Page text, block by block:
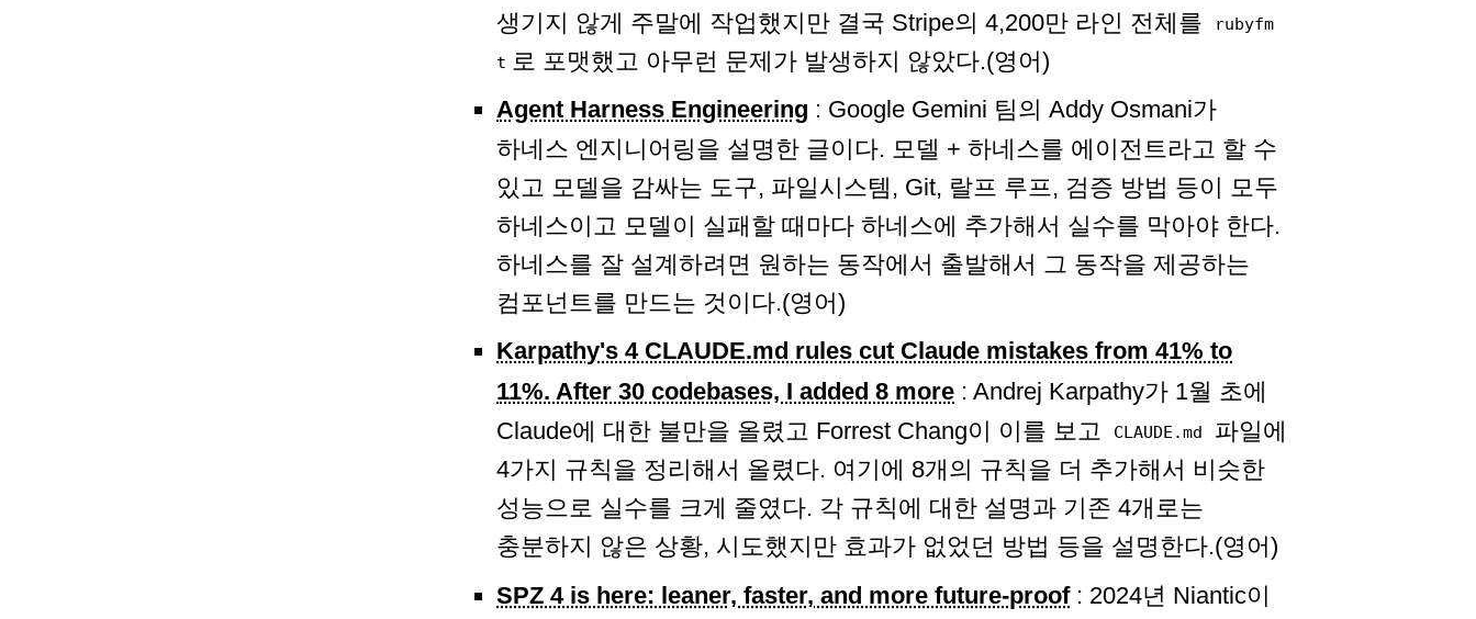
생기지 않게 주말에 작업했지만 결국 Stripe의 4,200만 라인 전체를
rubyfm
t 로 포맷했고 아무런 문제가 발생하지 않았다.(영어)
Agent Harness Engineering : Google Gemini 팀의 Addy Osmani가
하네스 엔지니어링을 설명한 글이다. 모델 + 하네스를 에이전트라고 할 수
있고 모델을 감싸는 도구, 파일시스템, Git, 랄프 루프, 검증 방법 등이 모두
하네스이고 모델이 실패할 때마다 하네스에 추가해서 실수를 막아야 한다.
하네스를 잘 설계하려면 원하는 동작에서 출발해서 그 동작을 제공하는
컴포넌트를 만드는 것이다.(영어)
Karpathy's 4 CLAUDE.md rules cut Claude mistakes from 41% to
11%. After 30 codebases, I added 8 more : Andrej Karpathy가 1월 초에
Claude에 대한 불만을 올렸고 Forrest Chang이 이를 보고
CLAUDE.md
파일에
4가지 규칙을 정리해서 올렸다. 여기에 8개의 규칙을 더 추가해서 비슷한
성능으로 실수를 크게 줄였다. 각 규칙에 대한 설명과 기존 4개로는
충분하지 않은 상황, 시도했지만 효과가 없었던 방법 등을 설명한다.(영어)
SPZ 4 is here: leaner, faster, and more future-proof: 2024년 Niantic이